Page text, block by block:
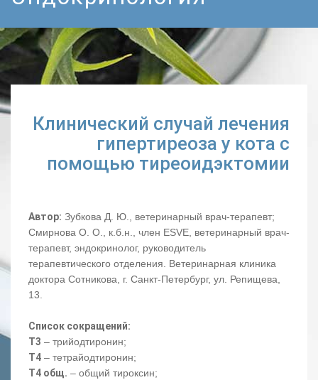
Клинический случай лечения
гипертиреоза у кота с
помощью тиреоидэктомии
Автор: Зубкова Д. Ю., ветеринарный врач-терапевт;
Смирнова О. О., к.б.н., член ESVE, ветеринарный врач-
терапевт, эндокринолог, руководитель
терапевтического отделения. Ветеринарная клиника
доктора Сотникова, г. Санкт-Петербург, ул. Репищева,
13.
Список сокращений:
Т3 – трийодтиронин;
Т4 – тетрайодтиронин;
Т4 общ. – общий тироксин;